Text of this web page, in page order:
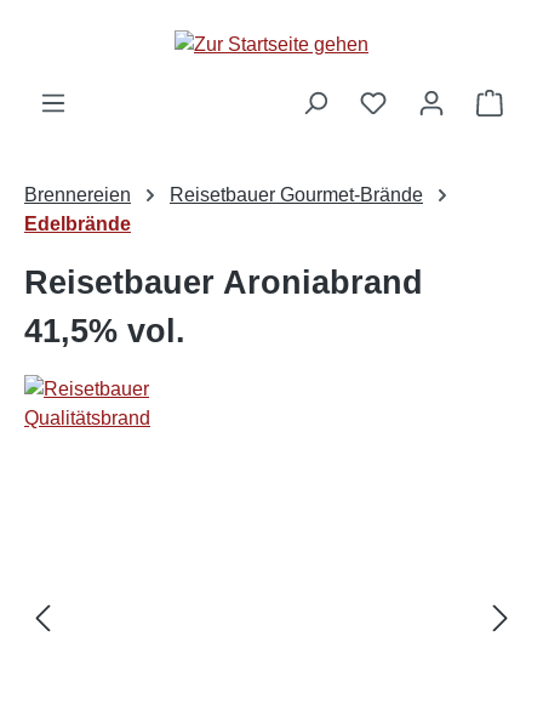
Brennereien
Reisetbauer Gourmet-Brände
Edelbrände
Reisetbauer Aroniabrand
41,5% vol.